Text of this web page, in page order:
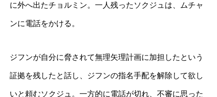
に外へ出たチョルミン。一人残ったソクジュは、ムチャ
ンに電話をかける。
ジフンが自分に脅されて無理矢理計画に加担したという
証拠を残したと話し、ジフンの指名手配を解除して欲し
いと頼むソクジュ。一方的に電話が切れ、不審に思った